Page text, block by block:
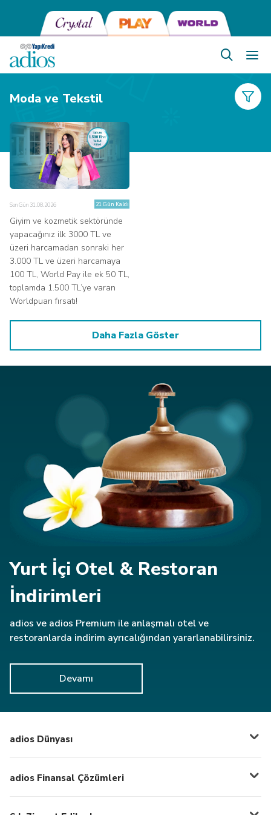
Moda ve Tekstil
Son Gün 31.08.2026 21 Gün Kaldı
Giyim ve kozmetik sektöründe
yapacağınız ilk 3000 TL ve
üzeri harcamadan sonraki her
3.000 TL ve üzeri harcamaya
100 TL, World Pay ile ek 50 TL,
toplamda 1.500 TL’ye varan
Worldpuan fırsatı!
Daha Fazla Göster
Yurt İçi Otel & Restoran
İndirimleri
adios ve adios Premium ile anlaşmalı otel ve
restoranlarda indirim ayrıcalığından yararlanabilirsiniz.
Devamı
adios Dünyası
adios Finansal Çözümleri